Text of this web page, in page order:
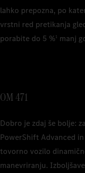
lahko prepozna, po
vrstni red pretikanja
porabite do 5 %1 manj
OM 471
Dobro je zdaj še bolje:
PowerShift Advanced
tovorno vozilo
manevriranju.